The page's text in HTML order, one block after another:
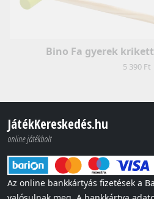
Bino Fa gyerek
5 390 Ft
JátékKereskedés.hu
online játékbolt
Az online bankkártyás fizetések a